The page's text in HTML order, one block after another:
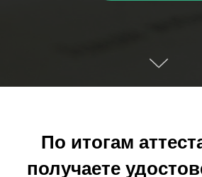
По итогам
получаете